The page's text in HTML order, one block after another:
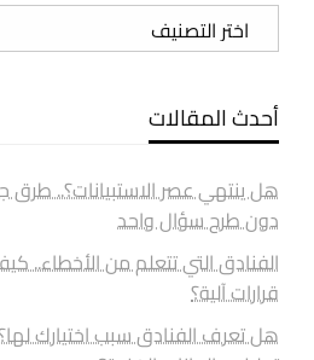
تصنيفات
أحدث المقالات
هل ينتهي عصر الاستبيانات؟.. طرق
دون طرح سؤال واحد
الفنادق التي تتعلم من الأخطاء..
قرارات آلية؟
هل تعرف الفنادق سبب اختيارك